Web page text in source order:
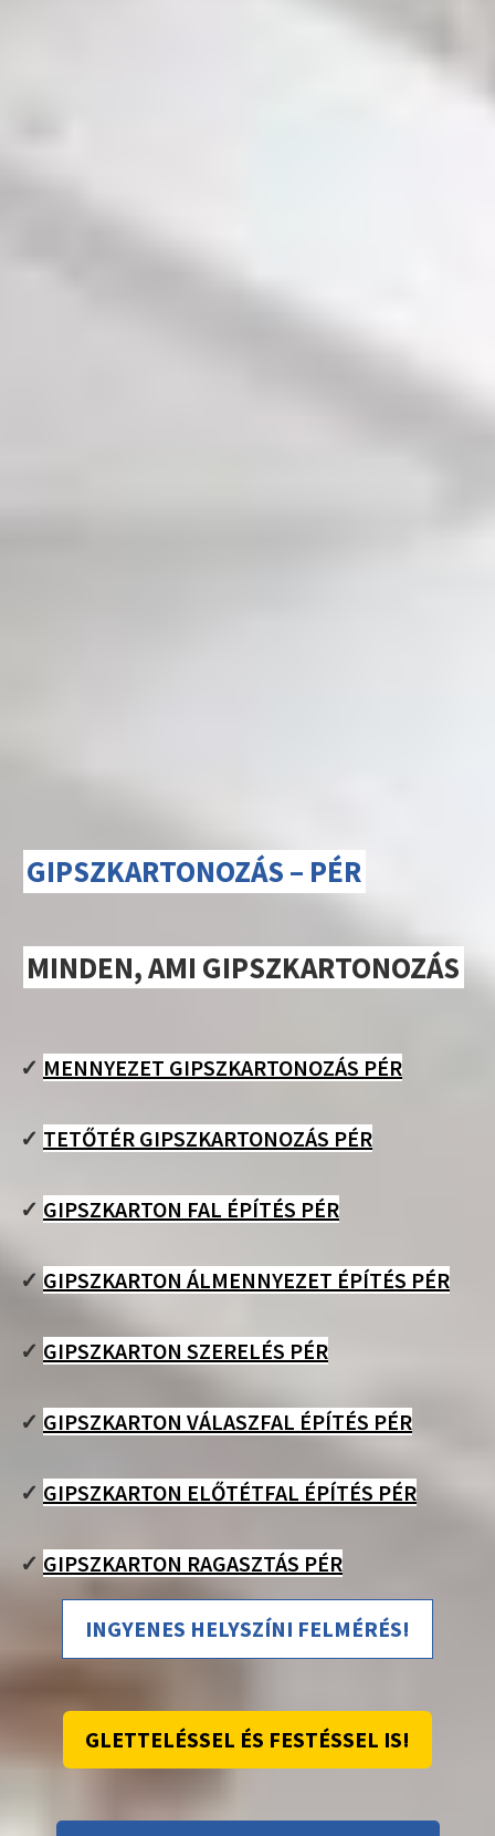
GIPSZKARTONOZÁS – PÉR
MINDEN, AMI GIPSZKARTONOZÁS
✓ MENNYEZET GIPSZKARTONOZÁS PÉR
✓ TETŐTÉR GIPSZKARTONOZÁS PÉR
✓ GIPSZKARTON FAL ÉPÍTÉS PÉR
✓ GIPSZKARTON ÁLMENNYEZET ÉPÍTÉS PÉR
✓ GIPSZKARTON SZERELÉS PÉR
✓ GIPSZKARTON VÁLASZFAL ÉPÍTÉS PÉR
✓ GIPSZKARTON ELŐTÉTFAL ÉPÍTÉS PÉR
✓ GIPSZKARTON RAGASZTÁS PÉR
INGYENES HELYSZÍNI FELMÉRÉS!
GLETTELÉSSEL ÉS FESTÉSSEL IS!